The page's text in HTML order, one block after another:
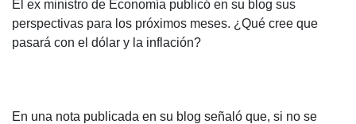
El ex ministro de Economía publicó en su blog sus
perspectivas para los próximos meses. ¿Qué cree que
pasará con el dólar y la inflación?
En una nota publicada en su blog señaló que, si no se